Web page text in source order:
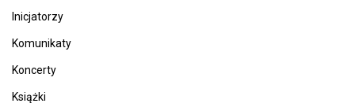
Inicjatorzy
Komunikaty
Koncerty
Książki